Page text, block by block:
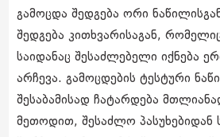
გამოცდა შედგება ორი
შედგება კითხვარისაგან,
საიდანაც შესაძლებელი იქნება
არჩევა. გამოცდების ტესტური
შესაბამისად ჩატარდება
მეთოდით, შესაძლო პასუხებიდან